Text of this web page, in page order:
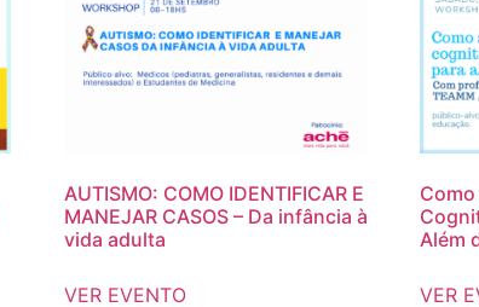
AUTISMO: COMO IDENTIFICAR E
MANEJAR CASOS – Da infância à
vida adulta
VER EVENTO
Além
VER